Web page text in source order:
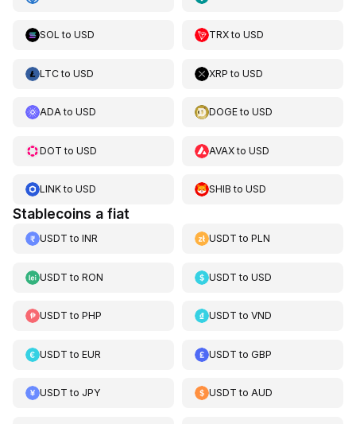
SOL to USD TRXtoUSD
LTCto USD XRP toUSD
ADAto USD DOGEtoUSD
DOT to USD AVAXtoUSD
LINKto USD SHIB toUSD
Stablecoins a fiat
USDT to INR USDT toPLN
USDT to RON USDT toUSD
USDT to PHP USDT toVND
USDT to EUR USDT toGBP
USDT to JPY USDT toAUD